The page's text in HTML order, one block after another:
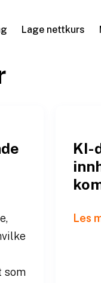
Lage nettkurs
som
KI-
Les